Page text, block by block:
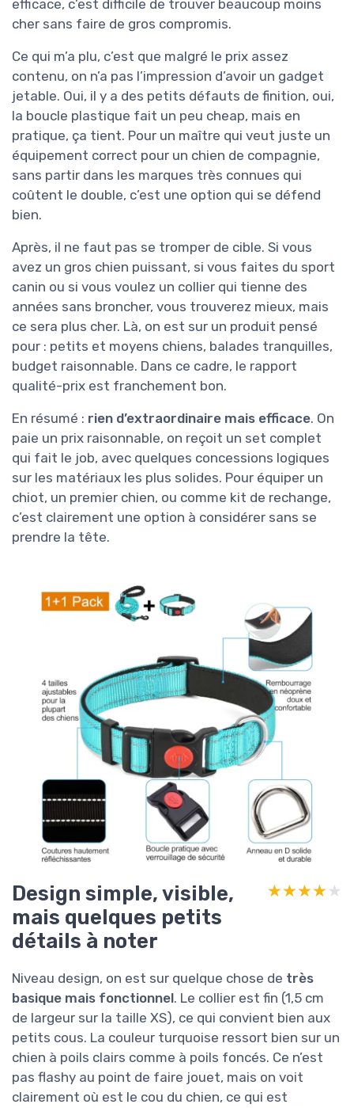
efficace, c’est difficile de trouver beaucoup moins
cher sans faire de gros compromis.
Ce qui m’a plu, c’est que malgré le prix assez
contenu, on n’a pas l’impression d’avoir un gadget
jetable. Oui, il y a des petits défauts de finition, oui,
la boucle plastique fait un peu cheap, mais en
pratique, ça tient. Pour un maître qui veut juste un
équipement correct pour un chien de compagnie,
sans partir dans les marques très connues qui
coûtent le double, c’est une option qui se défend
bien.
Après, il ne faut pas se tromper de cible. Si vous
avez un gros chien puissant, si vous faites du sport
canin ou si vous voulez un collier qui tienne des
années sans broncher, vous trouverez mieux, mais
ce sera plus cher. Là, on est sur un produit pensé
pour : petits et moyens chiens, balades tranquilles,
budget raisonnable. Dans ce cadre, le rapport
qualité-prix est franchement bon.
En résumé : rien d’extraordinaire mais efficace. On
paie un prix raisonnable, on reçoit un set complet
qui fait le job, avec quelques concessions logiques
sur les matériaux les plus solides. Pour équiper un
chiot, un premier chien, ou comme kit de rechange,
c’est clairement une option à considérer sans se
prendre la tête.
Design simple, visible,
mais quelques petits
détails à noter
★★★★★
★★★★★
Niveau design, on est sur quelque chose de très
basique mais fonctionnel. Le collier est fin (1,5 cm
de largeur sur la taille XS), ce qui convient bien aux
petits cous. La couleur turquoise ressort bien sur un
chien à poils clairs comme à poils foncés. Ce n’est
pas flashy au point de faire jouet, mais on voit
clairement où est le cou du chien, ce qui est